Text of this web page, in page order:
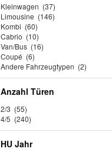
Kleinwagen (37)
Limousine (146)
Kombi (60)
Cabrio (10)
Van/Bus (16)
Coupé (6)
Andere Fahrzeugtypen (2)
Anzahl Türen
2/3 (55)
4/5 (240)
HU Jahr